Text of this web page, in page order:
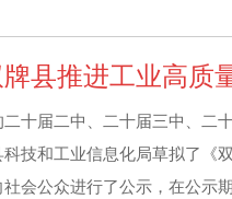
县推进工业高质
十届二中、二十届三中、二
技和工业信息化局草拟了《
会公众进行了公示，在公示